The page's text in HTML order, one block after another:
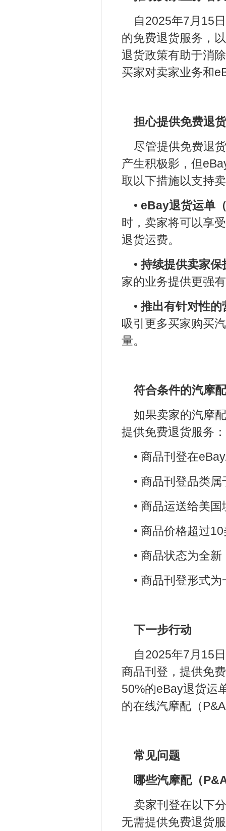
自2025年7月15
的免费退货服务，
退货政策有助于消
买家对卖家业务和
担心提供免费退
尽管提供免费退
产生积极影，但
取以下措施以支持
• eBay退货运单
时，卖家将可以享
退货运费。
• 持续提供卖家保
家的业务提供更强
• 推出有针对性的
吸引更多买家购买
量。
符合条件的汽摩
如果卖家的汽摩
提供免费退货服务：
• 商品刊登在
• 商品刊登品类
• 商品运送给美国
• 商品价格超过
• 商品状态为全
• 商品刊登形式为
下一步行动
自2025年7月15
商品刊登，提供免
50%的eBay退货运
的在线汽摩配（
常见问题
哪些汽摩配（
卖家刊登在以下
无需提供免费退货